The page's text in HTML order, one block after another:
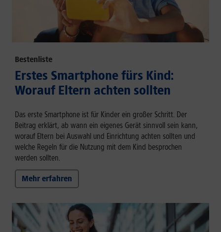
Bestenliste
Erstes Smartphone fürs Kind:
Worauf Eltern achten sollten
Das erste Smartphone ist für Kinder ein großer Schritt. Der
Beitrag erklärt, ab wann ein eigenes Gerät sinnvoll sein kann,
worauf Eltern bei Auswahl und Einrichtung achten sollten und
welche Regeln für die Nutzung mit dem Kind besprochen
werden sollten.
Mehr erfahren